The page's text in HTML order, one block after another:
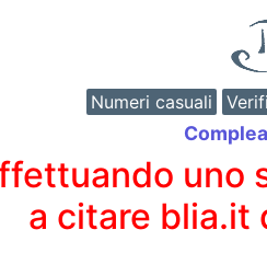
Numeri casuali
a citare blia.it